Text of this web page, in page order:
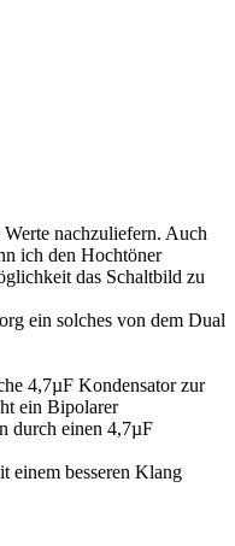
nachzuliefern. Auch
ich den Hochtöner
das Schaltbild zu
ein solches von dem Dual
4,7µF Kondensator zur
ein Bipolarer
durch einen 4,7µF
einem besseren Klang